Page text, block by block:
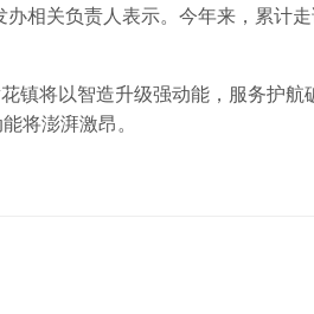
相关负责人表示。今年来，累计
镇将以智造升级强动能，服务护航
将澎湃激昂。